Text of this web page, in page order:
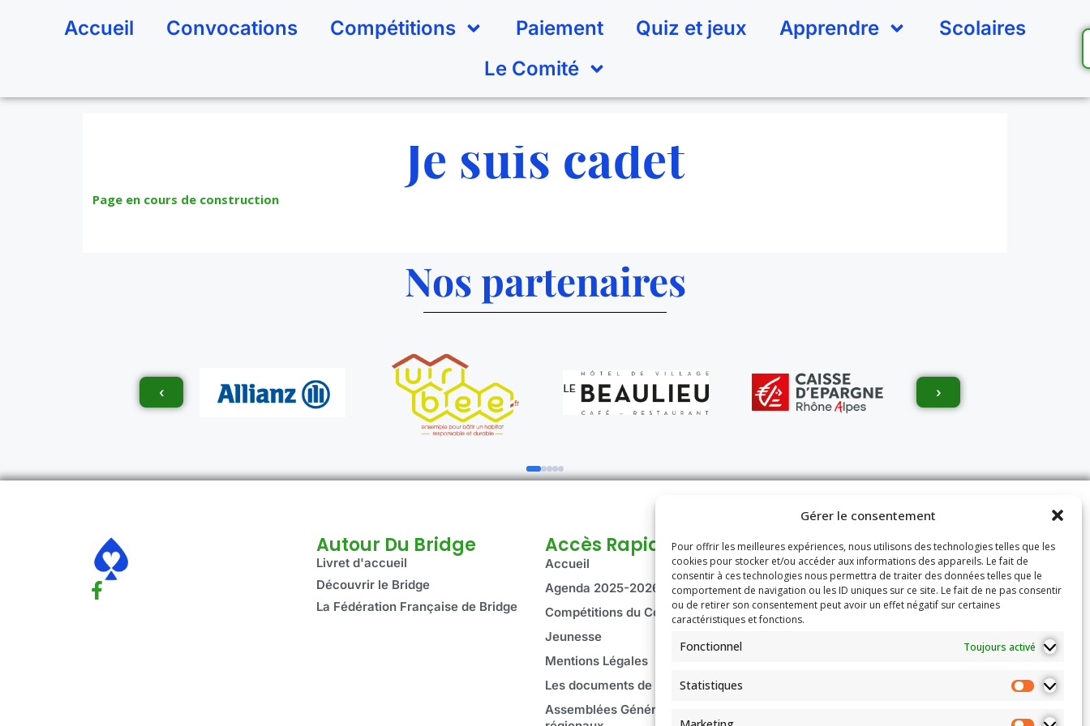
Gérer le consentement
Pour offrir les meilleures expériences, nous utilisons des technologies telles que les
cookies pour stocker et/ou accéder aux informations des appareils. Le fait de
consentir à ces technologies nous permettra de traiter des données telles que le
comportement de navigation ou les ID uniques sur ce site. Le fait de ne pas consentir
ou de retirer son consentement peut avoir un effet négatif sur certaines
caractéristiques et fonctions.
Fonctionnel Toujours activé
Statistiques
Accueil Convocations Compétitions Paiement Quiz et jeux Apprendre
Scolaires
Le Comité
Je suis cadet
Page en cours de construction
Nos partenaires
‹ ›
Autour Du Bridge
Livret d'accueil
Découvrir le Bridge
La Fédération Française de Bridge
Accès Rapide
Accueil
Agenda 2025-2026
Compétitions du Comité
Jeunesse
Mentions Légales
Les documents de l’association
Assemblées Générales et Conseils
Nous Contacter
Horaires
du lundi au vendredi de 10H00 à
12H00